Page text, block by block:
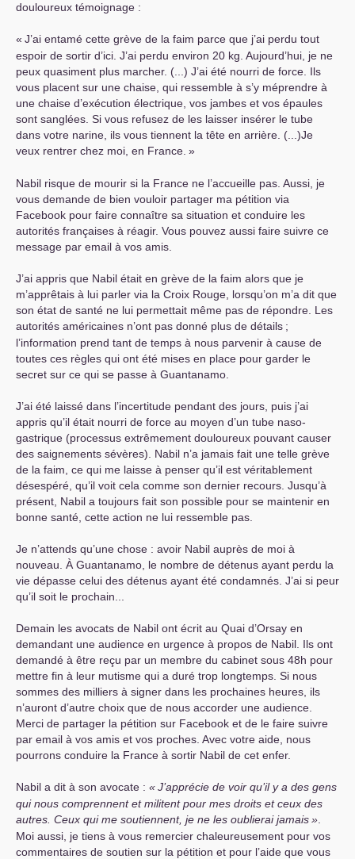
douloureux témoignage :
« J’ai entamé cette grève de la faim parce que j’ai perdu tout
espoir de sortir d’ici. J’ai perdu environ 20 kg. Aujourd’hui, je ne
peux quasiment plus marcher. (...) J’ai été nourri de force. Ils
vous placent sur une chaise, qui ressemble à s’y méprendre à
une chaise d’exécution électrique, vos jambes et vos épaules
sont sanglées. Si vous refusez de les laisser insérer le tube
dans votre narine, ils vous tiennent la tête en arrière. (...)Je
veux rentrer chez moi, en France. »
Nabil risque de mourir si la France ne l’accueille pas. Aussi, je
vous demande de bien vouloir partager ma pétition via
Facebook pour faire connaître sa situation et conduire les
autorités françaises à réagir. Vous pouvez aussi faire suivre ce
message par email à vos amis.
J’ai appris que Nabil était en grève de la faim alors que je
m’apprêtais à lui parler via la Croix Rouge, lorsqu’on m’a dit que
son état de santé ne lui permettait même pas de répondre. Les
autorités américaines n’ont pas donné plus de détails ;
l’information prend tant de temps à nous parvenir à cause de
toutes ces règles qui ont été mises en place pour garder le
secret sur ce qui se passe à Guantanamo.
J’ai été laissé dans l’incertitude pendant des jours, puis j’ai
appris qu’il était nourri de force au moyen d’un tube naso-
gastrique (processus extrêmement douloureux pouvant causer
des saignements sévères). Nabil n’a jamais fait une telle grève
de la faim, ce qui me laisse à penser qu’il est véritablement
désespéré, qu’il voit cela comme son dernier recours. Jusqu’à
présent, Nabil a toujours fait son possible pour se maintenir en
bonne santé, cette action ne lui ressemble pas.
Je n’attends qu’une chose : avoir Nabil auprès de moi à
nouveau. À Guantanamo, le nombre de détenus ayant perdu la
vie dépasse celui des détenus ayant été condamnés. J’ai si peur
qu’il soit le prochain...
Demain les avocats de Nabil ont écrit au Quai d’Orsay en
demandant une audience en urgence à propos de Nabil. Ils ont
demandé à être reçu par un membre du cabinet sous 48h pour
mettre fin à leur mutisme qui a duré trop longtemps. Si nous
sommes des milliers à signer dans les prochaines heures, ils
n’auront d’autre choix que de nous accorder une audience.
Merci de partager la pétition sur Facebook et de le faire suivre
par email à vos amis et vos proches. Avec votre aide, nous
pourrons conduire la France à sortir Nabil de cet enfer.
Nabil a dit à son avocate : «J’apprécie de voir qu’il y a des gens
qui nous comprennent et militent pour mes droits et ceux des
autres. Ceux qui me soutiennent, je ne les oublierai jamais»
Moi aussi, je tiens à vous remercier chaleureusement pour vos
commentaires de soutien sur la pétition et pour l’aide que vous